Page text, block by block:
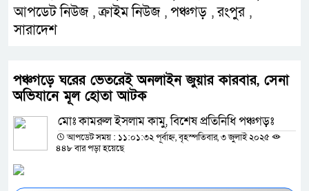
আপডেট নিউজ ,ক্রাইম নিউজ , পঞ্চগড় ,রংপুর ,
সারাদেশ
পঞ্চগড়ে ঘরের ভেতরেই অনলাইন জুয়ার কারবার, সেনা
অভিযানে মূল হোতা আটক
মোঃ কামরুল ইসলাম কামু, বিশেষ প্রতিনিধি পঞ্চগড়ঃ
আপডেট সময় : ১১:০১:৩২ পূর্বাহ্ন, বৃহস্পতিবার, ৩ জুলাই ২০২৫
৪৪৮ বার পড়া হয়েছে